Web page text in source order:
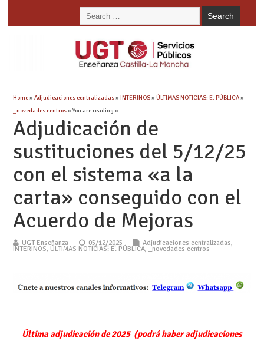
Home»Adjudicaciones centralizadas»INTERINOS»ÚLTIMAS NOTICIAS: E. PÚBLICA»
_novedades centros» You are reading »
Adjudicación de
sustituciones del 5/12/25
con el sistema «a la
carta» conseguido con el
Acuerdo de Mejoras
UGT Enseñanza 05/12/2025 Adjudicaciones centralizadas,
INTERINOS, ÚLTIMAS NOTICIAS: E. PÚBLICA, _novedades centros
Última adjudicación de 2025 (podrá haber adjudicaciones